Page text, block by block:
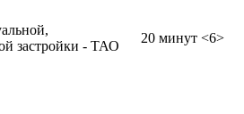
застройки - ТАО
20 минут <6>